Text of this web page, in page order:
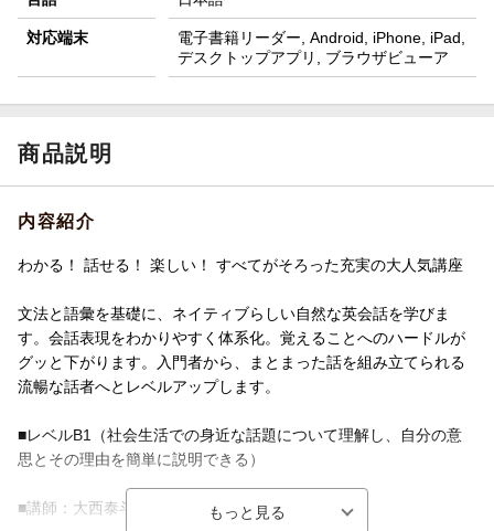
対応端末
電子書籍リーダー, Android, iPhone, iPad,
デスクトップアプリ, ブラウザビューア
商品説明
内容紹介
わかる！ 話せる！ 楽しい！ すべてがそろった充実の大人気講座
文法と語彙を基礎に、ネイティブらしい自然な英会話を学びま
す。会話表現をわかりやすく体系化。覚えることへのハードルが
グッと下がります。入門者から、まとまった話を組み立てられる
流暢な話者へとレベルアップします。
■レベルB1（社会生活での身近な話題について理解し、自分の意
思とその理由を簡単に説明できる）
■講師：大西泰斗